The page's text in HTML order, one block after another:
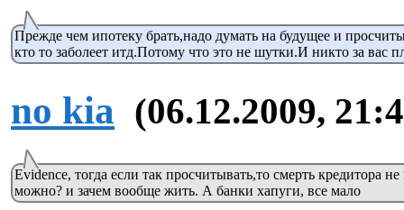
Прежде чем ипотеку брать,надо думать на будущее и
кто то заболеет итд.Потому что это не шутки.И никто за вас
no kia (06.12.2009,
Evidence, тогда если так просчитывать,то смерть кредитора
можно? и зачем вообще жить. А банки хапуги, все мало